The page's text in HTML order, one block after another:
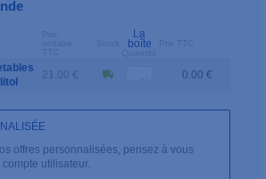
La
boîte
21.00 € 0.00 €
offres personnalisées, pensez à vous
utilisateur.